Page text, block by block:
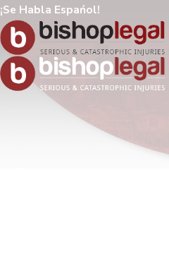
¡Se Habla Espańol!